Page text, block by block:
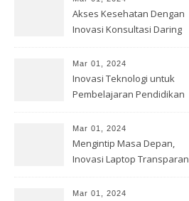
Akses Kesehatan Dengan
Inovasi Konsultasi Daring
Mar 01, 2024
Inovasi Teknologi untuk
Pembelajaran Pendidikan
Mar 01, 2024
Mengintip Masa Depan,
Inovasi Laptop Transparan
Mar 01, 2024